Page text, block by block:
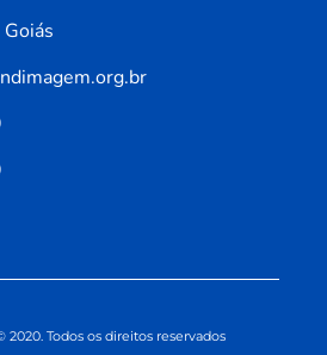
Todos os direitos reservados